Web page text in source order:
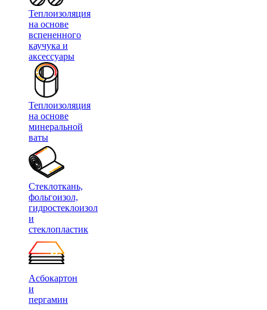
Теплоизоляция
на основе
вспененного
каучука и
аксессуары
Теплоизоляция
на основе
минеральной
ваты
Стеклоткань,
фольгоизол,
гидростеклоизол
и
стеклопластик
Асбокартон
и
пергамин